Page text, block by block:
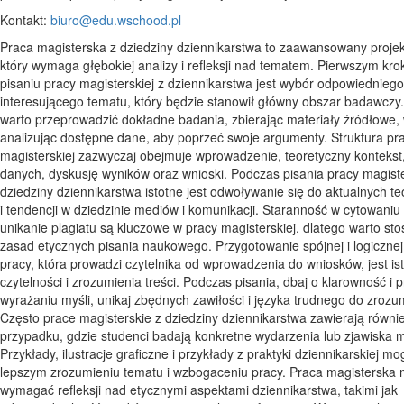
Kontakt: biuro@edu.wschood.pl
Praca magisterska z dziedziny dziennikarstwa to zaawansowany
który wymaga głębokiej analizy i refleksji nad tematem. Pierwszym
pisaniu pracy magisterskiej z dziennikarstwa jest wybór
interesującego tematu, który będzie stanowił główny obszar
warto przeprowadzić dokładne badania, zbierając materiały
analizując dostępne dane, aby poprzeć swoje argumenty. Struktura
magisterskiej zazwyczaj obejmuje wprowadzenie, teoretyczny
danych, dyskusję wyników oraz wnioski. Podczas pisania pracy
dziedziny dziennikarstwa istotne jest odwoływanie się do aktualnych
i tendencji w dziedzinie mediów i komunikacji. Staranność w cytowaniu
unikanie plagiatu są kluczowe w pracy magisterskiej, dlatego warto
zasad etycznych pisania naukowego. Przygotowanie spójnej i
pracy, która prowadzi czytelnika od wprowadzenia do wniosków, jest
czytelności i zrozumienia treści. Podczas pisania, dbaj o klarowność i
wyrażaniu myśli, unikaj zbędnych zawiłości i języka trudnego do
Często prace magisterskie z dziedziny dziennikarstwa zawierają
przypadku, gdzie studenci badają konkretne wydarzenia lub zjawiska
Przykłady, ilustracje graficzne i przykłady z praktyki dziennikarskiej
lepszym zrozumieniu tematu i wzbogaceniu pracy. Praca magisterska
wymagać refleksji nad etycznymi aspektami dziennikarstwa, takimi jak